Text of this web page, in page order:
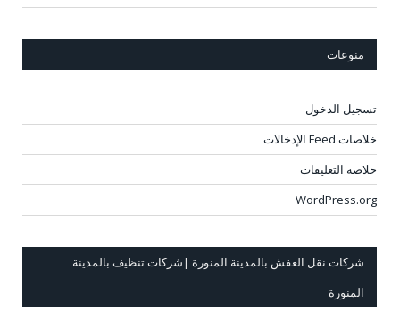
منوعات
تسجيل الدخول
خلاصات Feed الإدخالات
خلاصة التعليقات
WordPress.org
شركات نقل العفش بالمدينة المنورة |شركات تنظيف بالمدينة
المنورة